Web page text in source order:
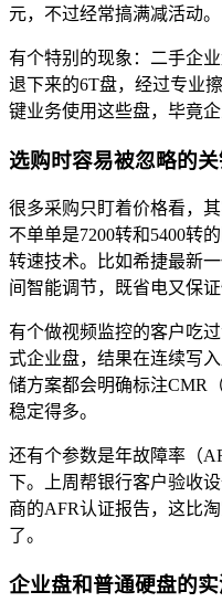
元，不过经常搞满减活动。
有个特别的现象：二手企
退下来的6T盘，经过专业
键业务使用这些盘，毕竟
选购时容易被忽略的
很多采购只盯着价格看，
不单单是7200转和5400转
转速技术。比如希捷最新
间智能调节，既省电又保证
有个做视频监控的客户吃
式企业盘，结果在连续写
储方案都会明确标注CMR
稳定得多。
还有个参数是年故障率（
下。上周帮银行客户验收
商的AFR认证报告，这比
了。
企业盘和普通硬盘的